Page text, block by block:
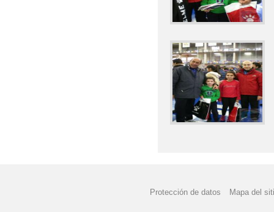
Protección de datos Mapa del